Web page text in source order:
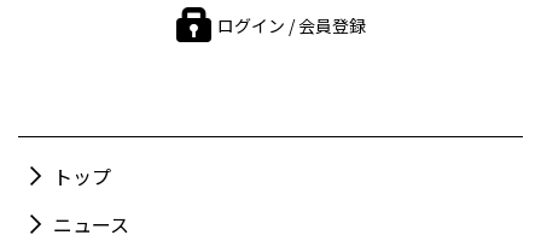
ログイン / 会員登録
トップ
ニュース